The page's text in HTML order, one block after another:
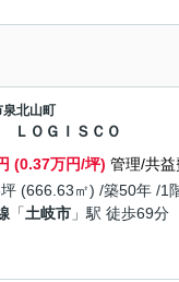
泉北山町
ＬＯＧＩＳＣＯ
(0.37万円/坪) 管理/共益
(666.63㎡) /築50年 /1
「土岐市 」駅 徒歩69分